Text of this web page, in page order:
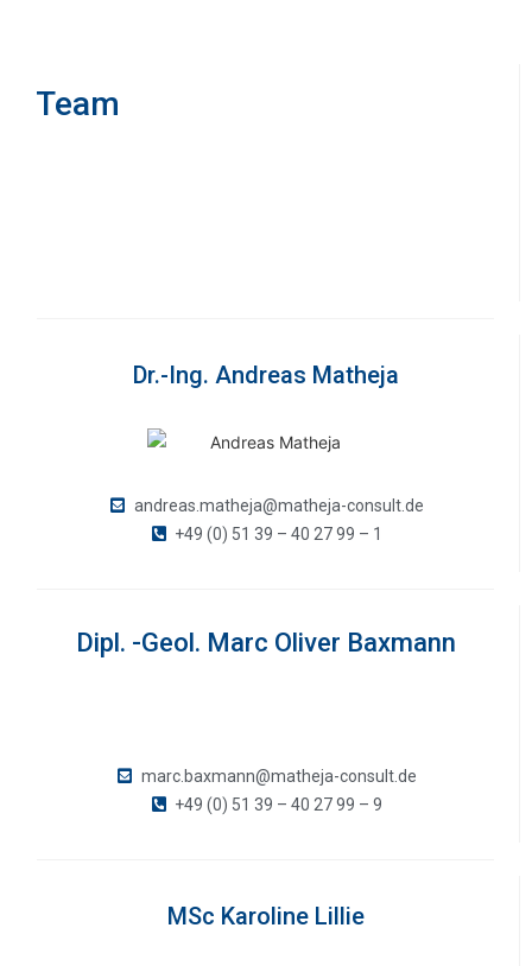
Team
Dr.-Ing. Andreas Matheja
andreas.matheja@matheja-consult.de
+49 (0) 51 39 – 40 27 99 – 1
Dipl. -Geol. Marc Oliver Baxmann
marc.baxmann@matheja-consult.de
+49 (0) 51 39 – 40 27 99 – 9
MSc Karoline Lillie